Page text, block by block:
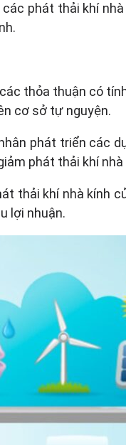
phát thải khí
thỏa thuận có
cơ sở tự nguyện.
phát triển các
phát thải khí nhà
thải khí nhà kính
lợi nhuận.